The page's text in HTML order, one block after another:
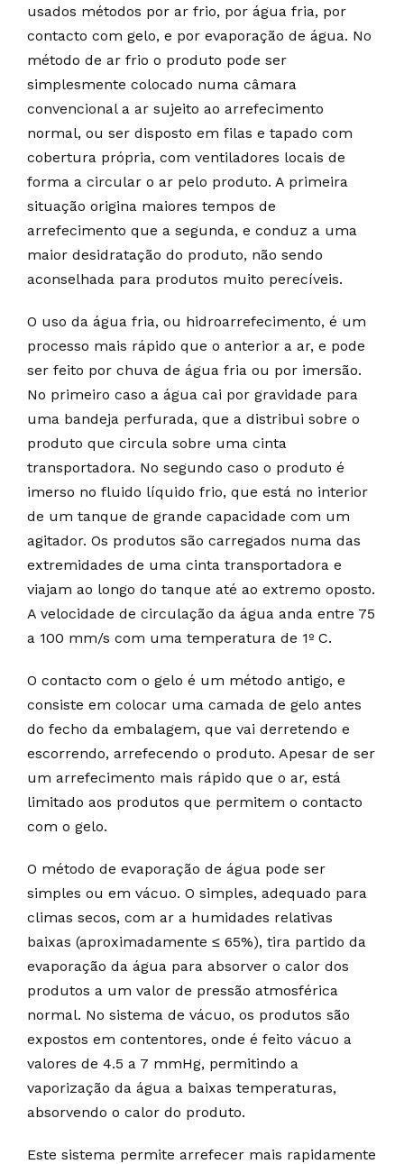
usados métodos por ar frio, por água fria, por
contacto com gelo, e por evaporação de água. No
método de ar frio o produto pode ser
simplesmente colocado numa câmara
convencional a ar sujeito ao arrefecimento
normal, ou ser disposto em filas e tapado com
cobertura própria, com ventiladores locais de
forma a circular o ar pelo produto. A primeira
situação origina maiores tempos de
arrefecimento que a segunda, e conduz a uma
maior desidratação do produto, não sendo
aconselhada para produtos muito perecíveis.
O uso da água fria, ou hidroarrefecimento, é um
processo mais rápido que o anterior a ar, e pode
ser feito por chuva de água fria ou por imersão.
No primeiro caso a água cai por gravidade para
uma bandeja perfurada, que a distribui sobre o
produto que circula sobre uma cinta
transportadora. No segundo caso o produto é
imerso no fluido líquido frio, que está no interior
de um tanque de grande capacidade com um
agitador. Os produtos são carregados numa das
extremidades de uma cinta transportadora e
viajam ao longo do tanque até ao extremo oposto.
A velocidade de circulação da água anda entre 75
a 100 mm/s com uma temperatura de 1º C.
O contacto com o gelo é um método antigo, e
consiste em colocar uma camada de gelo antes
do fecho da embalagem, que vai derretendo e
escorrendo, arrefecendo o produto. Apesar de ser
um arrefecimento mais rápido que o ar, está
limitado aos produtos que permitem o contacto
com o gelo.
O método de evaporação de água pode ser
simples ou em vácuo. O simples, adequado para
climas secos, com ar a humidades relativas
baixas (aproximadamente ≤ 65%), tira partido da
evaporação da água para absorver o calor dos
produtos a um valor de pressão atmosférica
normal. No sistema de vácuo, os produtos são
expostos em contentores, onde é feito vácuo a
valores de 4.5 a 7 mmHg, permitindo a
vaporização da água a baixas temperaturas,
absorvendo o calor do produto.
Este sistema permite arrefecer mais rapidamente